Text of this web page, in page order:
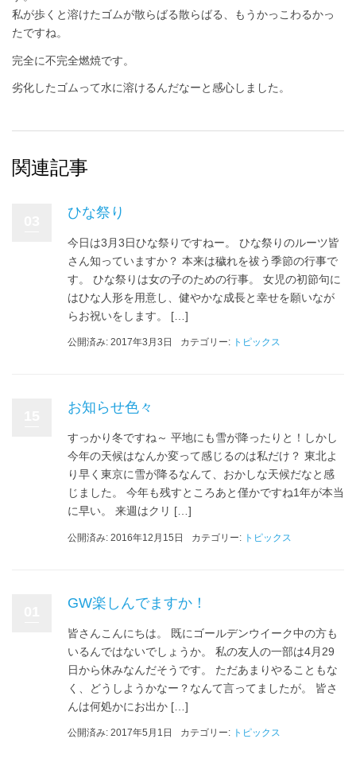
私が歩くと溶けたゴムが散らばる散らばる、もうかっこわるかっ
たですね。
完全に不完全燃焼です。
劣化したゴムって水に溶けるんだなーと感心しました。
関連記事
ひな祭り
今日は3月3日ひな祭りですねー。 ひな祭りのルーツ皆
さん知っていますか？ 本来は穢れを祓う季節の行事で
す。 ひな祭りは女の子のための行事。 女児の初節句に
はひな人形を用意し、健やかな成長と幸せを願いなが
らお祝いをします。 […]
公開済み: 2017年3月3日 カテゴリー: トピックス
お知らせ色々
すっかり冬ですね～ 平地にも雪が降ったりと！しかし
今年の天候はなんか変って感じるのは私だけ？ 東北よ
り早く東京に雪が降るなんて、おかしな天候だなと感
じました。 今年も残すところあと僅かですね1年が本当
に早い。 来週はクリ […]
公開済み: 2016年12月15日 カテゴリー: トピックス
GW楽しんでますか！
皆さんこんにちは。 既にゴールデンウイーク中の方も
いるんではないでしょうか。 私の友人の一部は4月29
日から休みなんだそうです。 ただあまりやることもな
く、どうしようかなー？なんて言ってましたが。 皆さ
んは何処かにお出か […]
公開済み: 2017年5月1日 カテゴリー: トピックス